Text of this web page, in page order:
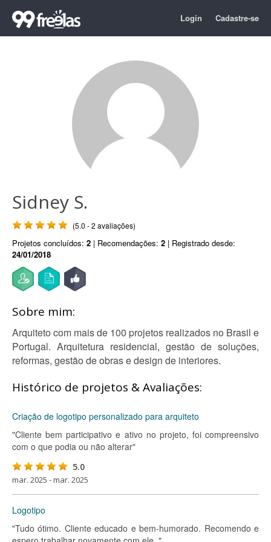
Login Cadastre-se
Sidney S.
(5.0 - 2 avaliações)
Projetos concluídos: 2 | Recomendações: 2 | Registrado desde:
24/01/2018
Sobre mim:
Arquiteto com mais de 100 projetos realizados no Brasil e
Portugal. Arquitetura residencial, gestão de soluções,
reformas, gestão de obras e design de interiores.
Histórico de projetos & Avaliações:
Criação de logotipo personalizado para arquiteto
"Cliente bem participativo e ativo no projeto, foi compreensivo
com o que podia ou não alterar"
5.0
mar. 2025 - mar. 2025
Logotipo
"Tudo ótimo. Cliente educado e bem-humorado. Recomendo e